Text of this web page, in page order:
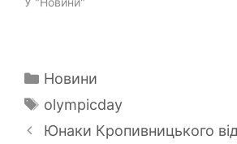
Категорії
Новини
Позначки
olympicday
Юнаки Кропивницького